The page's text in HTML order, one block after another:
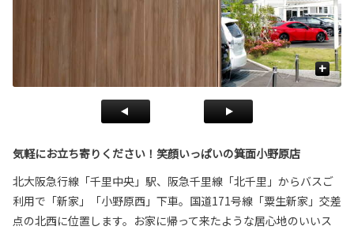
+
気軽にお立ち寄りください！笑顔いっぱいの箕面小野原店
北大阪急行線「千里中央」駅、阪急千里線「北千里」からバスご
利用で「新家」「小野原西」下車。国道171号線「粟生新家」交差
点の北西に位置します。お家に帰って来たような居心地のいいス